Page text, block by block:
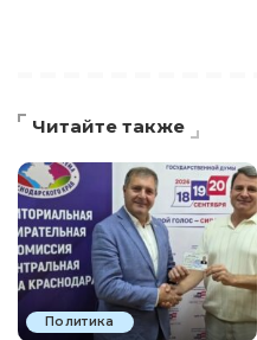
Читайте также
Политика